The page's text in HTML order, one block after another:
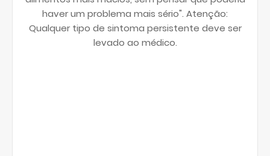
haver um problema mais sério". Atenção:
Qualquer tipo de sintoma persistente deve ser
levado ao médico.